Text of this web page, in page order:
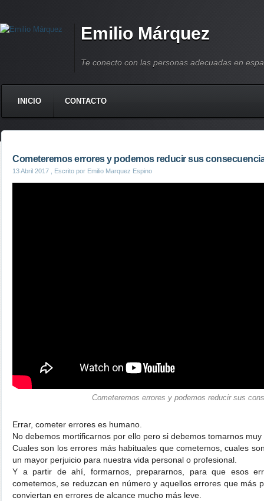
Emilio Márquez
Te conecto con las personas adecuadas en
INICIO CONTACTO
Cometeremos errores y podemos reducir sus
13 Abril 2017 , Escrito por Emilio Marquez Espino
Cometeremos errores y podemos reducir sus
Errar, cometer errores es humano.
No debemos mortificarnos por ello pero si debemos tomarnos
Cuales son los errores más habituales que cometemos, cuales
un mayor perjuicio para nuestra vida personal o profesional.
Y a partir de ahí, formarnos, prepararnos, para que esos
cometemos, se reduzcan en número y aquellos errores que más
conviertan en errores de alcance mucho más leve.